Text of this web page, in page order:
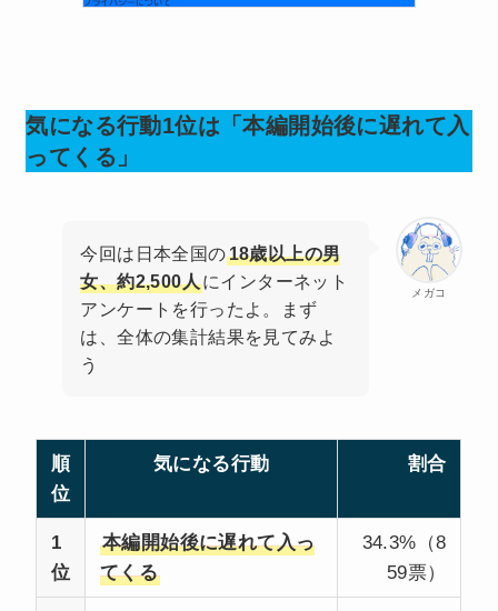
気になる行動1位は「本編開始後に遅れて入
ってくる」
メガコ
今回は日本全国の18歳以上の男
女、約2,500人にインターネット
アンケートを行ったよ。まず
は、全体の集計結果を見てみよ
う
順
位
気になる行動 割合
1
位
本編開始後に遅れて入っ
てくる
34.3%（8
59票）